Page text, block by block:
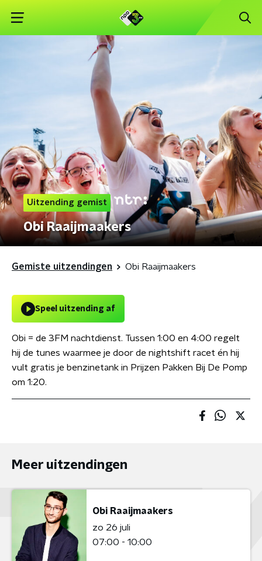
Uitzending gemist
Obi Raaijmaakers
Gemiste uitzendingen Obi Raaijmaakers
Speel uitzending af
Obi = de 3FM nachtdienst. Tussen 1:00 en 4:00 regelt
hij de tunes waarmee je door de nightshift racet én hij
vult gratis je benzinetank in Prijzen Pakken Bij De Pomp
om 1:20.
Meer uitzendingen
Obi Raaijmaakers
zo 26 juli
07:00 - 10:00